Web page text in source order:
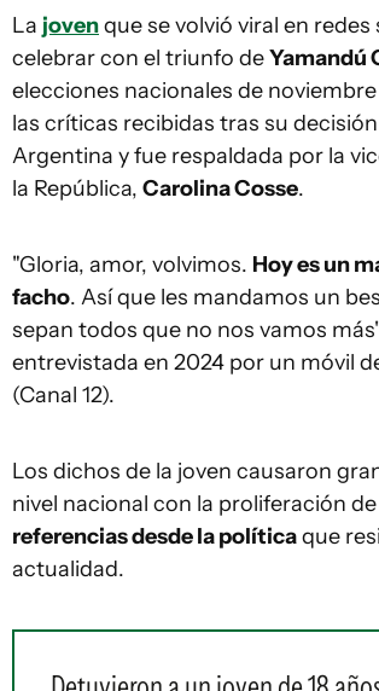
La jovenque se volvió viral en redes
celebrar con el triunfo deYamandú
elecciones nacionales de
las críticas recibidas tras su
Argentina y fue respaldada por la
la República, Carolina Cosse.
"Gloria, amor, volvimos. Hoy es un
facho. Así que les mandamos un
sepan todos que no nos vamos
entrevistada en 2024 por un móvil
(Canal 12).
Los dichos de la joven causaron
nivel nacional con la proliferación de
referencias desde la políticaque
actualidad.